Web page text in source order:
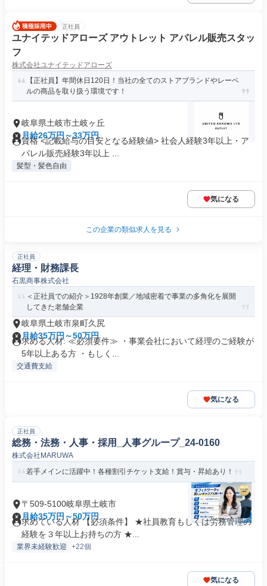
正社員
ユナイテッドアローズ アウトレット アパレル販売スタッ
フ
株式会社ユナイテッドアローズ
【正社員】年間休日120日！当社の全てのストアブランドやレーベ
ルの商品を取り扱う環境です！
岐阜県土岐市土岐ヶ丘
月給26万円～33万円
資格 <記載給与の目安となる経験値> 社会人経験3年以上・ア
パレル販売経験3年以上 ...
髪型・髪色自由
気になる
この企業の類似求人を見る
正社員
経理・財務課長
石黒商事株式会社
＜正社員での紹介＞1928年創業／地域密着で事業の多角化を展開
してきた老舗企業
岐阜県土岐市泉町久尻
月給35万円～50万円
求める人材: ≪必須要件≫ ・事業会社において経理のご経験が
5年以上ある方 ・もしく...
交通費支給
気になる
正社員
総務・法務・人事・採用_人事グループ_24-0160
株式会社MARUWA
若手メインに活躍中！各種割引チケット支給！賞与・昇給あり！
〒509-5100岐阜県土岐市
月給35万円～50万円
求めている人材 【必須条件】 ★社員教育もしくは労務管理の
経験を３年以上お持ちの方 ★...
業界未経験歓迎 +22個
気になる